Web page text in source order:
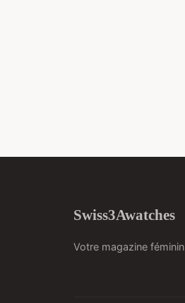
Swiss3Awatches
Votre magazine